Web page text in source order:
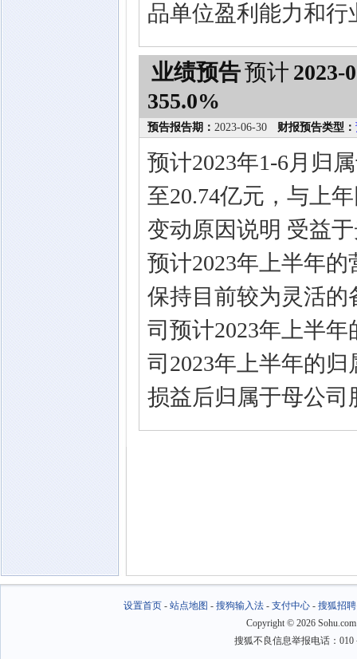
品单位盈利能力和行
业绩预告预计 2023-
355.0%
预告报告期： 2023-06-30 财报预告类型：
预计2023年1-6月归
至20.74亿元，与上
变动原因说明 受益
预计2023年上半年
保持目前较为灵活
司预计2023年上半
司2023年上半年的
损益后归属于母公
设置首页- 站点地图 - 搜狗输入法- 支付中心- 搜狐招聘
Copyright © 2026
搜狐不良信息举报电话：010